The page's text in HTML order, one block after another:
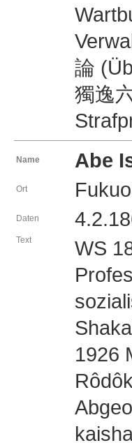
論
獨逸
Name Abe
Ort
Daten
Text
WS
1926